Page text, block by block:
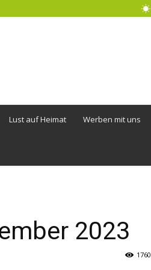
Lust auf Heimat Werben mit uns
2023
1760